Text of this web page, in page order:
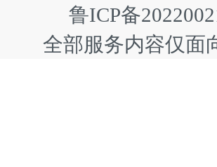
鲁ICP备
全部服务内容仅面